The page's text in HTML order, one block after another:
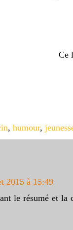
Ce
, humour,
2015 à 15:49
le résumé et